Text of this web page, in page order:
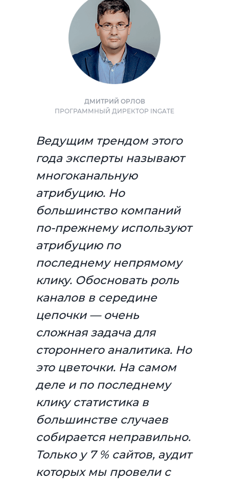
ДМИТРИЙ ОРЛОВ
ПРОГРАММНЫЙ ДИРЕКТОР INGATE
Ведущим трендом этого
года эксперты называют
многоканальную
атрибуцию. Но
большинство компаний
по-прежнему используют
атрибуцию по
последнему непрямому
клику. Обосновать роль
каналов в середине
цепочки — очень
сложная задача для
стороннего аналитика. Но
это цветочки. На самом
деле и по последнему
клику статистика в
большинстве случаев
собирается неправильно.
Только у 7 % сайтов, аудит
которых мы провели с